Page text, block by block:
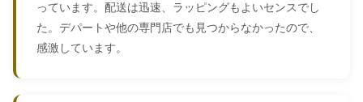
っています。配送は迅速、ラッピングもよいセンスでし
た。デパートや他の専門店でも見つからなかったので、
感激しています。